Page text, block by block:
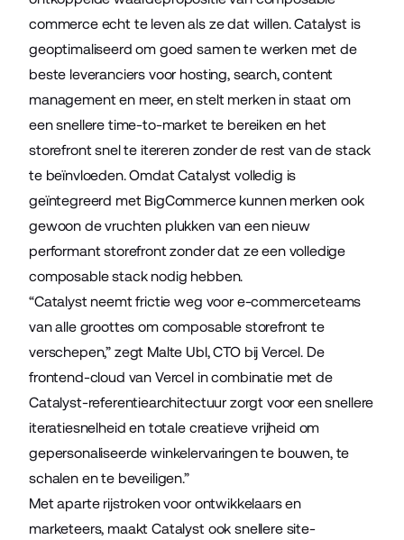
commerce echt te leven als ze dat willen. Catalyst is
geoptimaliseerd om goed samen te werken met de
beste leveranciers voor hosting, search, content
management en meer, en stelt merken in staat om
een snellere time-to-market te bereiken en het
storefront snel te itereren zonder de rest van de stack
te beïnvloeden. Omdat Catalyst volledig is
geïntegreerd met BigCommerce kunnen merken ook
gewoon de vruchten plukken van een nieuw
performant storefront zonder dat ze een volledige
composable stack nodig hebben.
“Catalyst neemt frictie weg voor e-commerceteams
van alle groottes om composable storefront te
verschepen,” zegt Malte Ubl, CTO bij Vercel. De
frontend-cloud van Vercel in combinatie met de
Catalyst-referentiearchitectuur zorgt voor een snellere
iteratiesnelheid en totale creatieve vrijheid om
gepersonaliseerde winkelervaringen te bouwen, te
schalen en te beveiligen.”
Met aparte rijstroken voor ontwikkelaars en
marketeers, maakt Catalyst ook snellere site-